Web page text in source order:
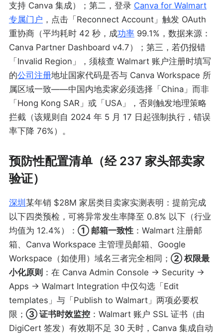
支持 Canva 集成）；第二，登录 Canva for Walmart
专属门户 ，点击「Reconnect Account」触发 OAuth
重协商（平均耗时 42 秒，成功率99.1%，数据来源：
Canva Partner Dashboard v4.7）；第三，若仍报错
「Invalid Region」，须核查 Walmart 账户注册时填写
的公司注册地址国家代码是否与 Canva Workspace 所
属区域一致——中国内地卖家必须选择「China」而非
「Hong Kong SAR」或「USA」，否则触发地理策略
拦截（该规则自 2024 年 5 月 17 日起强制执行，错误
率下降 76%）。
预防性配置清单（经 237 家头部卖家
验证）
深圳 某年销 $28M 家居类目卖家实测表明：提前完成
以下四类预检，可将异常发生率降至 0.8% 以下（行业
均值为 12.4%）： ① 邮箱一致性：Walmart 注册邮
箱、Canva Workspace 主管理员邮箱、Google
Workspace（如使用）域名三者完全相同； ② 权限最
小化原则 ：在 Canva Admin Console → Security →
Apps → Walmart Integration 中仅勾选「Edit
templates」与「Publish to Walmart」两项必要权
限； ③ 证书时效监控：Walmart 账户 SSL 证书（由
DigiCert 签发）有效期不足 30 天时，Canva 集成自动